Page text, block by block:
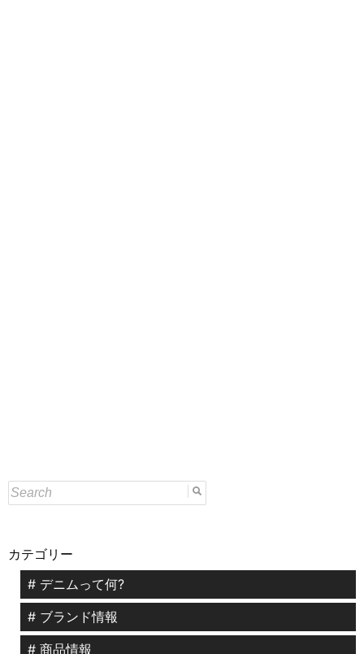
カテゴリー
# デニムって何?
# ブランド情報
# 商品情報